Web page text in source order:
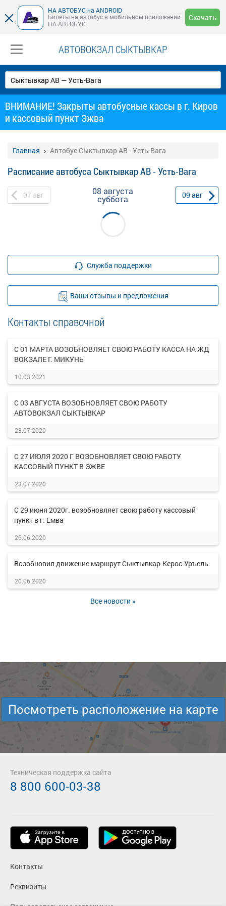
НА АВТОБУС на ANDROID
Билеты на автобус в мобильном приложении
НА АВТОБУС
Скачать
АВТОВОКЗАЛ СЫКТЫВКАР
ВНИМАНИЕ! Закрыты автобусные кассы в г. Киров
и кассовый пункт Эжва
Главная Автобус Сыктывкар АВ - Усть-Вага
Расписание автобуса Сыктывкар АВ - Усть-Вага
07 авг 08 августа
суббота 09 авг
Служба поддержки
Ваши отзывы и предложения
Контакты справочной
С 01 МАРТА ВОЗОБНОВЛЯЕТ СВОЮ РАБОТУ КАССА НА ЖД
ВОКЗАЛЕ Г. МИКУНЬ
10.03.2021
С 03 АВГУСТА ВОЗОБНОВЛЯЕТ СВОЮ РАБОТУ
АВТОВОКЗАЛ СЫКТЫВКАР
23.07.2020
С 27 ИЮЛЯ 2020 Г ВОЗОБНОВЛЯЕТ СВОЮ РАБОТУ
КАССОВЫЙ ПУНКТ В ЭЖВЕ
23.07.2020
С 29 июня 2020г. возобновляет свою работу кассовый
пункт в г. Емва
26.06.2020
Возобновил движение маршрут Сыктывкар-Керос-Уръель
20.06.2020
Все новости »
Посмотреть расположение на карте
Контакты
Реквизиты
Техническая поддержка сайта
8 800 600-03-38